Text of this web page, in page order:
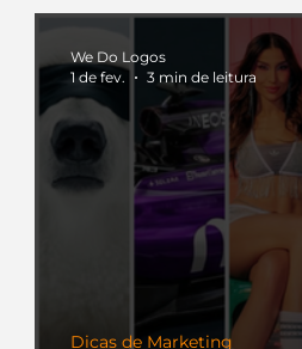
Dicas de Marketing
We Do Logos
1 de fev.
3 min de leitura